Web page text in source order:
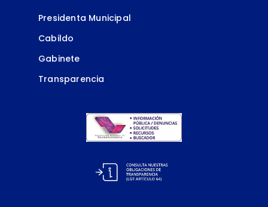
Presidenta Municipal
Cabildo
Gabinete
Transparencia